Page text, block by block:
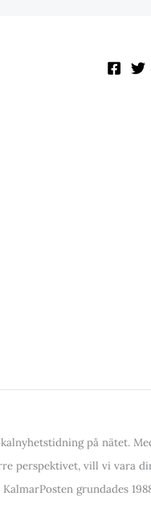
på nätet.
perspektivet, vill vi vara
grundades